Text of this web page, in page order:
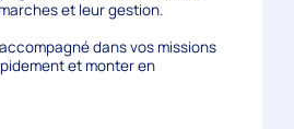
et leur gestion.
dans vos missions
et monter en